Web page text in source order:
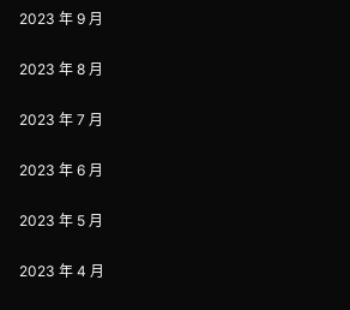
2023 年 9 月
2023 年 8 月
2023 年 7 月
2023 年 6 月
2023 年 5 月
2023 年 4 月